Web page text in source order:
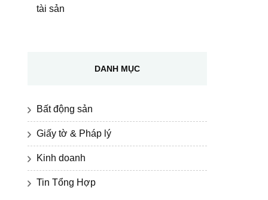
tài sản
DANH MỤC
Bất động sản
Giấy tờ & Pháp lý
Kinh doanh
Tin Tổng Hợp